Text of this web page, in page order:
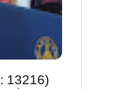
13216)